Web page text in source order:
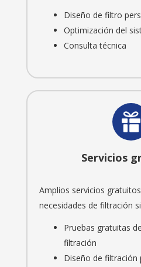
Diseño de filtro
Optimización del
Consulta técnica
Servicios
Amplios servicios
necesidades de filtración
Pruebas gratuitas
filtración
Diseño de filtración